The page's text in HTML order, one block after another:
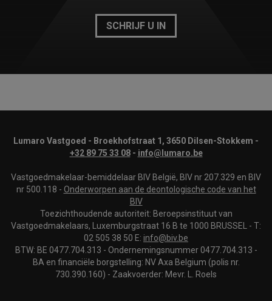
SCHRIJF U IN
Lumaro Vastgoed - Broekhofstraat 1, 3650 Dilsen-Stokkem -
+32 89 75 33 08- info@lumaro.be
Vastgoedmakelaar-bemiddelaar BIV België, BIV nr 207.329 en BIV
nr 500.118 - Onderworpen aan de deontologische code van het
BIV
Toezichthoudende autoriteit: Beroepsinstituut van
Vastgoedmakelaars, Luxemburgstraat 16 B te 1000 BRUSSEL - T:
02 505 38 50 E: info@biv.be
BTW: BE 0477.704.313 - Ondernemingsnummer 0477.704.313 -
BA en financiële borgstelling: NV Axa Belgium (polis nr.
730.390.160) - Zaakvoerder: Mevr. L. Roels